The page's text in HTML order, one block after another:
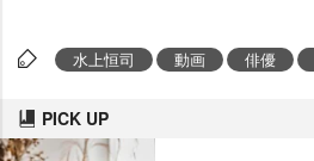
水上恒司 動画 俳優
PICK UP